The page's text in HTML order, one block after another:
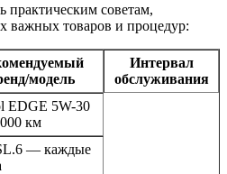
практическим советам,
важных товаров и процедур:
модель
Интервал
обслуживания
EDGE 5W-30
км
— каждые